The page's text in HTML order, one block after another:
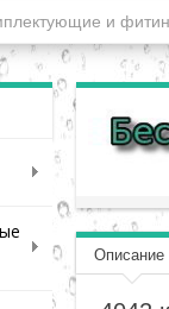
и
к шлангу
Описание